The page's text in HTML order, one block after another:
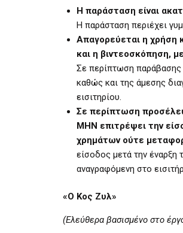
Η παράσταση είναι
Η παράσταση περιέχει
Απαγορεύεται η χρήση
και η βιντεοσκόπηση,
Σε περίπτωση παράβασης
καθώς και της άμεσης
εισιτηρίου.
Σε περίπτωση
ΜΗΝ επιτρέψει την
χρημάτων ούτε
είσοδος μετά την έναρξη
αναγραφόμενη στο
«Ο Κος Ζυλ»
(Ελεύθερα βασισμένο στο